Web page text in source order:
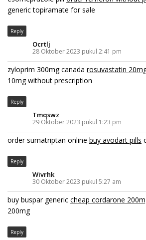
generic topiramate for sale
Reply
Ocrtlj
28 Oktober 2023 pukul 2:41 pm
zyloprim 300mg canada rosuvastatin
10mg without prescription
Reply
Tmqswz
29 Oktober 2023 pukul 1:23 pm
order sumatriptan online buy avodart pills
Reply
Wivrhk
30 Oktober 2023 pukul 5:27 am
buy buspar generic cheap cordarone
200mg
Reply